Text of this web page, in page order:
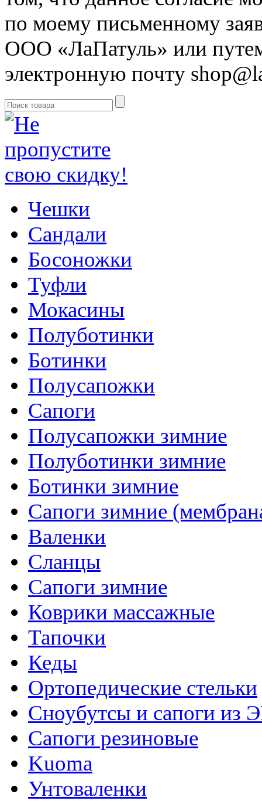
по моему письменному
ООО «ЛаПатуль» или
электронную почту
Чешки
Сандали
Босоножки
Туфли
Мокасины
Полуботинки
Ботинки
Полусапожки
Сапоги
Полусапожки зимние
Полуботинки зимние
Ботинки зимние
Сапоги зимние
Валенки
Сланцы
Сапоги зимние
Коврики массажные
Тапочки
Кеды
Ортопедические стельки
Сноубутсы и сапоги из
Сапоги резиновые
Kuoma
Унтоваленки